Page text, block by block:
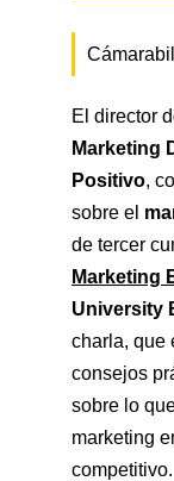
El director
Marketing
Positivo,
sobre el
de tercer
Marketing
University
charla, que
consejos
sobre lo
marketing
competitivo.